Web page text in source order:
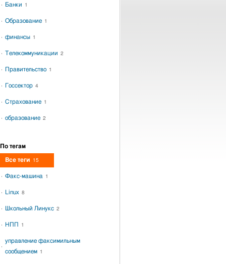
Банки 1
Образование 1
финансы 1
Телекоммуникации 2
Правительство 1
Госсектор 4
Страхование 1
образование 2
По тегам
Все теги 15
Факс-машина 1
Linux 8
Школьный Линукс 2
НПП 1
управление факсимильным
сообщением 1